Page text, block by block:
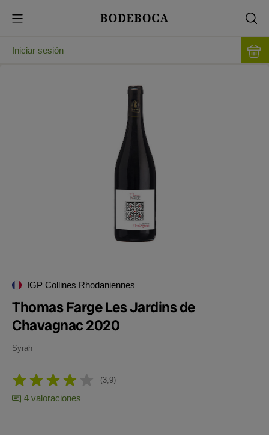
Iniciar sesión
IGP Collines Rhodaniennes
Thomas Farge Les Jardins de
Chavagnac 2020
Syrah
3,9
4 valoraciones